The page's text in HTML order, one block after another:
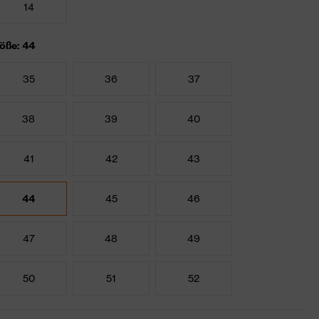
14
44
35 36 37
38 39 40
41 42 43
44 45 46
47 48 49
50 51 52